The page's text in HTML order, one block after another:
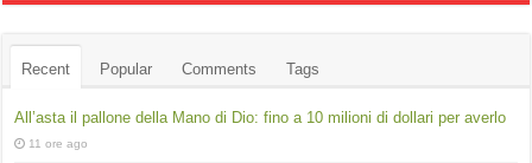
Recent Popular Comments Tags
All’asta il pallone della Mano di Dio: fino a 10 milioni di dollari per averlo
11 ore ago